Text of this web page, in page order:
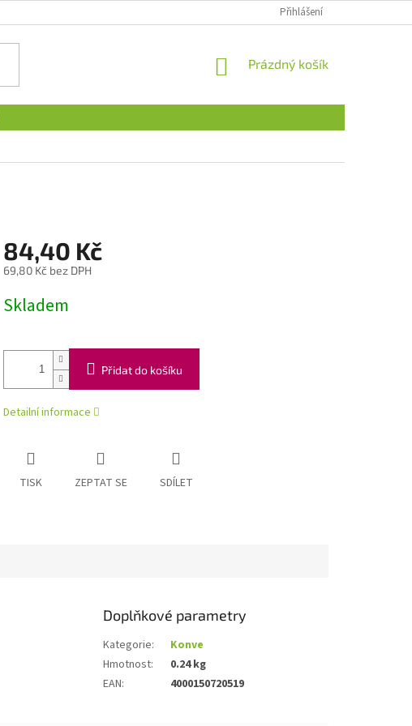
Přihlášení
NÁKUPNÍ
Prázdný košík
84,40 Kč
69,80 Kč bez DPH
cena:
Skladem
Přidat do košíku
Detailní informace
TISK ZEPTAT SE SDÍLET
Doplňkové parametry
Kategorie:
Konve
Hmotnost:
0.24 kg
EAN: 4000150720519